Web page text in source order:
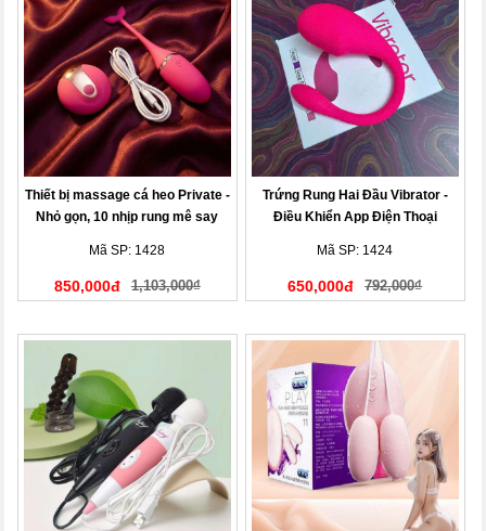
Thiết bị massage cá heo Private -
Nhỏ gọn, 10 nhịp rung mê say
Mã SP: 1428
850,000đ 1,103,000₫
Trứng Rung Hai Đầu Vibrator -
Điều Khiển App Điện Thoại
Mã SP: 1424
650,000đ 792,000₫